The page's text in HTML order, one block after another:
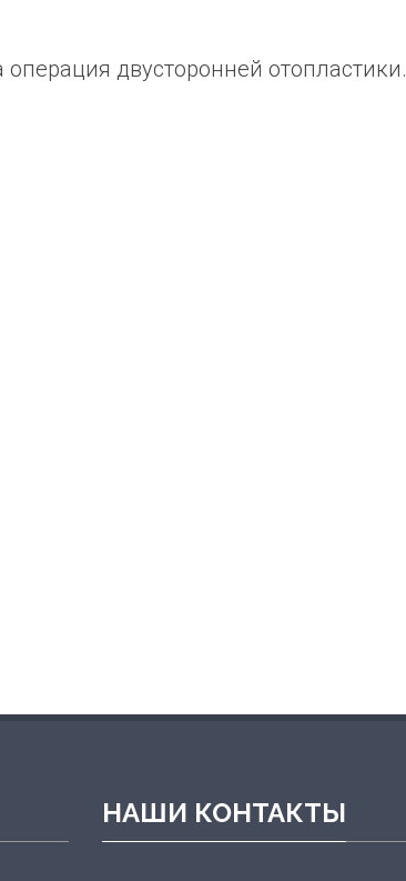
двусторонней отопластики.
НАШИ КОНТАКТЫ